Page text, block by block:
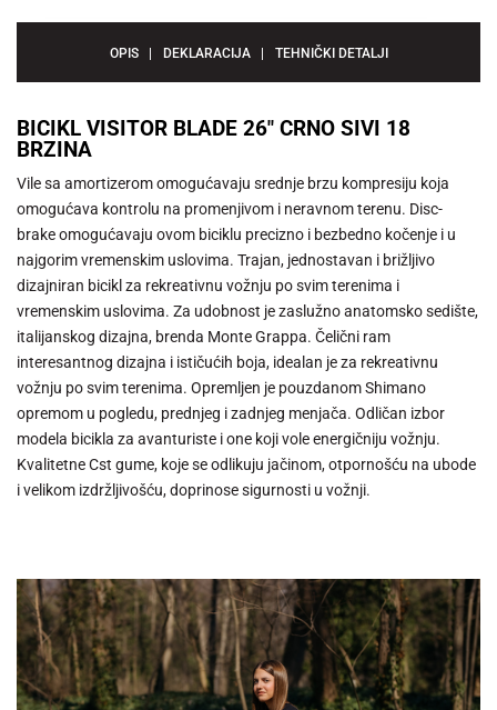
OPIS DEKLARACIJA TEHNIČKI DETALJI
BICIKL VISITOR BLADE 26" CRNO SIVI 18
BRZINA
Vile sa amortizerom omogućavaju srednje brzu kompresiju koja
omogućava kontrolu na promenjivom i neravnom terenu. Disc-
brake omogućavaju ovom biciklu precizno i bezbedno kočenje i u
najgorim vremenskim uslovima. Trajan, jednostavan i brižljivo
dizajniran bicikl za rekreativnu vožnju po svim terenima i
vremenskim uslovima. Za udobnost je zaslužno anatomsko sedište,
italijanskog dizajna, brenda Monte Grappa. Čelični ram
interesantnog dizajna i ističućih boja, idealan je za rekreativnu
vožnju po svim terenima. Opremljen je pouzdanom Shimano
opremom u pogledu, prednjeg i zadnjeg menjača. Odličan izbor
modela bicikla za avanturiste i one koji vole energičniju vožnju.
Kvalitetne Cst gume, koje se odlikuju jačinom, otpornošću na ubode
i velikom izdržljivošću, doprinose sigurnosti u vožnji.